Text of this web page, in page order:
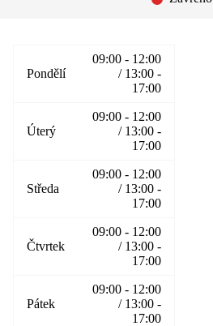
Pondělí
09:00 - 12:00
/ 13:00 -
17:00
Úterý
09:00 - 12:00
/ 13:00 -
17:00
Středa
09:00 - 12:00
/ 13:00 -
17:00
Čtvrtek
09:00 - 12:00
/ 13:00 -
17:00
Pátek
09:00 - 12:00
/ 13:00 -
17:00